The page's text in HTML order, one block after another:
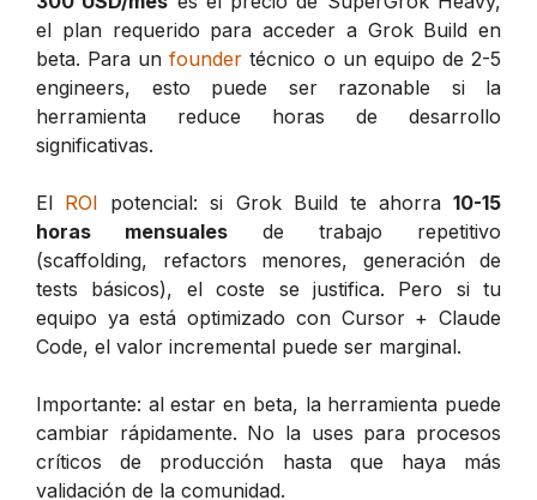
el plan requerido para acceder a Grok Build en
beta. Para unfounder técnico o un equipo de 2-5
engineers, esto puede ser razonable si la
herramienta reduce horas de desarrollo
significativas.
El ROI potencial: si Grok Build te ahorra 10-15
horas mensuales de trabajo repetitivo
(scaffolding, refactors menores, generación de
tests básicos), el coste se justifica. Pero si tu
equipo ya está optimizado con Cursor + Claude
Code, el valor incremental puede ser marginal.
Importante: al estar en beta, la herramienta puede
cambiar rápidamente. No la uses para procesos
críticos de producción hasta que haya más
validación de la comunidad.